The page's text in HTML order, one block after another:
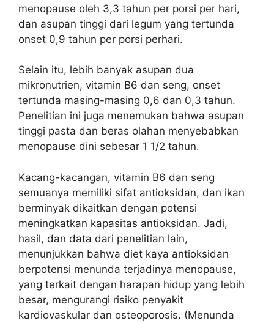
menopause oleh 3,3 tahun per porsi per hari,
dan asupan tinggi dari legum yang tertunda
onset 0,9 tahun per porsi perhari.
Selain itu, lebih banyak asupan dua
mikronutrien, vitamin B6 dan seng, onset
tertunda masing-masing 0,6 dan 0,3 tahun.
Penelitian ini juga menemukan bahwa asupan
tinggi pasta dan beras olahan menyebabkan
menopause dini sebesar 1 1/2 tahun.
Kacang-kacangan, vitamin B6 dan seng
semuanya memiliki sifat antioksidan, dan ikan
berminyak dikaitkan dengan potensi
meningkatkan kapasitas antioksidan. Jadi,
hasil, dan data dari penelitian lain,
menunjukkan bahwa diet kaya antioksidan
berpotensi menunda terjadinya menopause,
yang terkait dengan harapan hidup yang lebih
besar, mengurangi risiko penyakit
kardiovaskular dan osteoporosis. (Menunda